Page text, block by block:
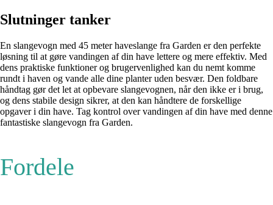
Slutninger tanker
En slangevogn med 45 meter haveslange fra Garden er den perfekte
løsning til at gøre vandingen af din have lettere og mere effektiv. Med
dens praktiske funktioner og brugervenlighed kan du nemt komme
rundt i haven og vande alle dine planter uden besvær. Den foldbare
håndtag gør det let at opbevare slangevognen, når den ikke er i brug,
og dens stabile design sikrer, at den kan håndtere de forskellige
opgaver i din have. Tag kontrol over vandingen af din have med denne
fantastiske slangevogn fra Garden.
Fordele